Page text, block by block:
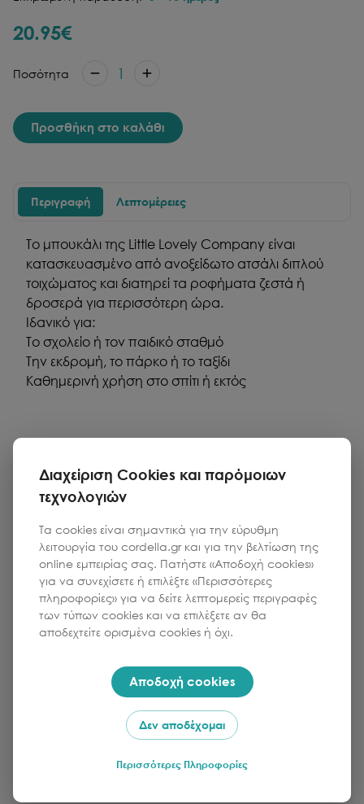
20.95€
Ποσότητα 1
Προσθήκη στο καλάθι
Περιγραφή Λεπτομέρειες
Το μπουκάλι της Little Lovely Company είναι
κατασκευασμένο από ανοξείδωτο ατσάλι διπλού
τοιχώματος και διατηρεί τα ροφήματα ζεστά ή
δροσερά για περισσότερη ώρα.
Ιδανικό για:
Το σχολείο ή τον παιδικό σταθμό
Την εκδρομή, το πάρκο ή το ταξίδι
Καθημερινή χρήση στο σπίτι ή εκτός
Διαχείριση Cookies και παρόμοιων
τεχνολογιών
Τα cookies είναι σημαντικά για την εύρυθμη
λειτουργία του cordella.gr και για την βελτίωση της
online εμπειρίας σας. Πατήστε «Αποδοχή cookies»
για να συνεχίσετε ή επιλέξτε «Περισσότερες
πληροφορίες» για να δείτε λεπτομερείς περιγραφές
των τύπων cookies και να επιλέξετε αν θα
αποδεχτείτε ορισμένα cookies ή όχι.
Αποδοχή cookies
Δεν αποδέχομαι
Περισσότερες Πληροφορίες